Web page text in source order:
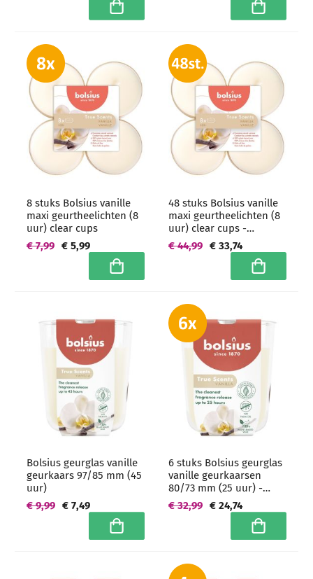
In winkelwagen In
8 stuks Bolsius vanille
maxi geurtheelichten (8
uur) clear cups
€ 5,99
€ 7,99
In winkelwagen
48 stuks Bolsius vanille
maxi geurtheelichten (8
uur) clear cups -
grootverpakking
€ 33,74
€ 44,99
In
Bolsius geurglas vanille
geurkaars 97/85 mm (45
uur)
€ 7,49
€ 9,99
In winkelwagen
6 stuks Bolsius geurglas
vanille geurkaarsen
80/73 mm (25 uur) -
grootverpakking
€ 24,74
€ 32,99
In